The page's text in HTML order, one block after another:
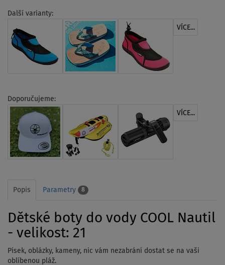
Další varianty:
VÍCE...
Doporučujeme:
VÍCE...
Popis Parametry 8
Dětské boty do vody COOL Nautil
- velikost: 21
Písek, oblázky, kameny, nic vám nezabrání dostat se na vaši
oblíbenou pláž.